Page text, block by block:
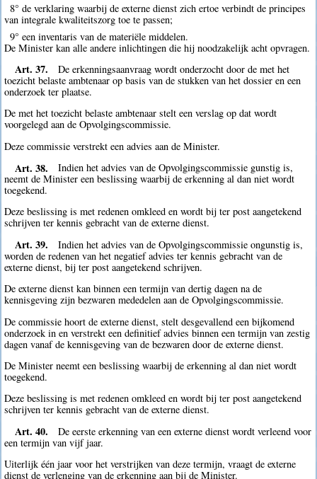
8° de verklaring waarbij de externe dienst zich ertoe verbindt de principes
van integrale kwaliteitszorg toe te passen;
9° een inventaris van de materiële middelen.
De Minister kan alle andere inlichtingen die hij noodzakelijk acht opvragen.
Art. 37.
De erkenningsaanvraag wordt onderzocht door de met het
toezicht belaste ambtenaar op basis van de stukken van het dossier en een
onderzoek ter plaatse.
De met het toezicht belaste ambtenaar stelt een verslag op dat wordt
voorgelegd aan de Opvolgingscommissie.
Deze commissie verstrekt een advies aan de Minister.
Art. 38.
Indien het advies van de Opvolgingscommissie gunstig is,
neemt de Minister een beslissing waarbij de erkenning al dan niet wordt
toegekend.
Deze beslissing is met redenen omkleed en wordt bij ter post aangetekend
schrijven ter kennis gebracht van de externe dienst.
Art. 39.
Indien het advies van de Opvolgingscommissie ongunstig is,
worden de redenen van het negatief advies ter kennis gebracht van de
externe dienst, bij ter post aangetekend schrijven.
De externe dienst kan binnen een termijn van dertig dagen na de
kennisgeving zijn bezwaren mededelen aan de Opvolgingscommissie.
De commissie hoort de externe dienst, stelt desgevallend een bijkomend
onderzoek in en verstrekt een definitief advies binnen een termijn van zestig
dagen vanaf de kennisgeving van de bezwaren door de externe dienst.
De Minister neemt een beslissing waarbij de erkenning al dan niet wordt
toegekend.
Deze beslissing is met redenen omkleed en wordt bij ter post aangetekend
schrijven ter kennis gebracht van de externe dienst.
Art. 40.
De eerste erkenning van een externe dienst wordt verleend voor
een termijn van vijf jaar.
Uiterlijk één jaar voor het verstrijken van deze termijn, vraagt de externe
dienst de verlenging van de erkenning aan bij de Minister.